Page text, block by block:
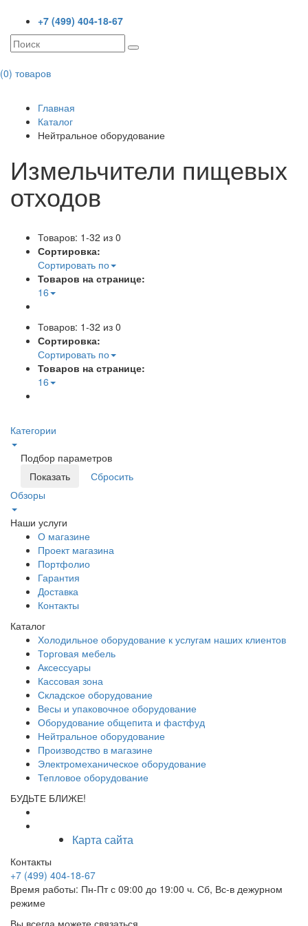
+7 (499) 404-18-67
(0) товаров
Главная
Каталог
Нейтральное оборудование
Измельчители пищевых
отходов
Товаров: 1-32 из 0
Сортировка:
Сортировать по
Товаров на странице:
16
Товаров: 1-32 из 0
Сортировка:
Сортировать по
Товаров на странице:
16
Категории
Подбор параметров
Обзоры
Наши услуги
О магазине
Проект магазина
Портфолио
Гарантия
Доставка
Контакты
Каталог
Холодильное оборудование к услугам наших клиентов
Торговая мебель
Аксессуары
Кассовая зона
Складское оборудование
Весы и упаковочное оборудование
Оборудование общепита и фастфуд
Нейтральное оборудование
Производство в магазине
Электромеханическое оборудование
Тепловое оборудование
БУДЬТЕ БЛИЖЕ!
Карта сайта
Контакты
+7 (499) 404-18-67
Время работы: Пн-Пт с 09:00 до 19:00 ч. Сб, Вс-в дежурном
режиме
Вы всегда можете связаться